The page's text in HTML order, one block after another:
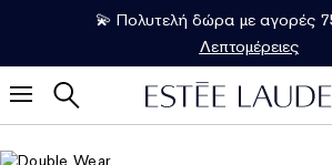
💫 Πολυτελή δώρα με αγορές
Λεπτομέρειες